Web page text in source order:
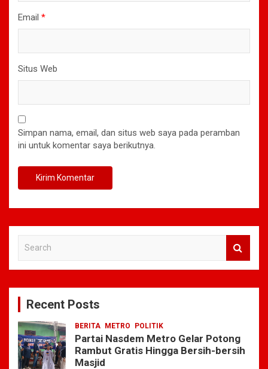
Email *
Situs Web
Simpan nama, email, dan situs web saya pada peramban
ini untuk komentar saya berikutnya.
c
Recent Posts
BERITA METRO POLITIK
Partai Nasdem Metro Gelar Potong
Rambut Gratis Hingga Bersih-bersih
Masjid